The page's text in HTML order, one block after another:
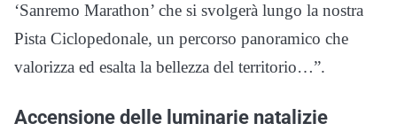
‘Sanremo Marathon’ che si svolgerà lungo la nostra
Pista Ciclopedonale, un percorso panoramico che
valorizza ed esalta la bellezza del territorio…”.
Accensione delle luminarie natalizie